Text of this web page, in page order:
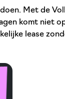
Met de
komt niet
lease